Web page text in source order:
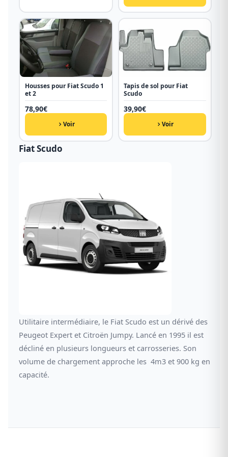
Housses pour Fiat Scudo 1
et 2
78,90€
Voir
Tapis de sol pour Fiat
Scudo
39,90€
Voir
Fiat Scudo
Utilitaire intermédiaire, le Fiat Scudo est un dérivé des
Peugeot Expert et Citroën Jumpy. Lancé en 1995 il est
décliné en plusieurs longueurs et carrosseries. Son
volume de chargement approche les 4m3 et 900 kg en
capacité.